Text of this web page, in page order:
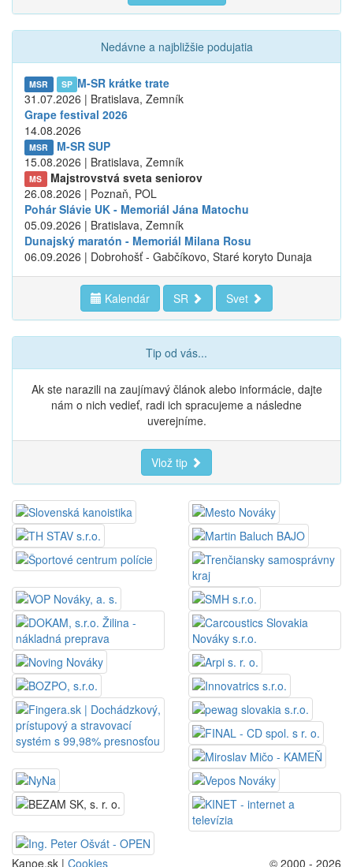
Nedávne a najbližšie podujatia
MSR SP M-SR krátke trate
31.07.2026 | Bratislava, Zemník
Grape festival 2026
14.08.2026
MSR
M-SR SUP
15.08.2026 | Bratislava, Zemník
MS
Majstrovstvá sveta seniorov
26.08.2026 | Poznaň, POL
Pohár Slávie UK - Memoriál Jána Matochu
05.09.2026 | Bratislava, Zemník
Dunajský maratón - Memoriál Milana Rosu
06.09.2026 | Dobrohošť - Gabčíkovo, Staré koryto Dunaja
Kalendár SR Svet
Tip od vás...
Ak ste narazili na zaujímavý článok alebo informácie, dajte
nám o nich vedieť, radi ich spracujeme a následne
uverejníme.
Vlož tip
Kanoe.sk | Cookies © 2000 - 2026